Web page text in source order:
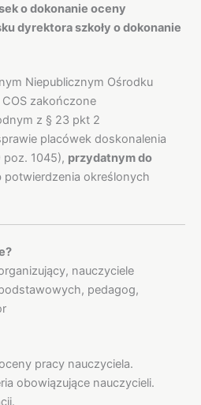
o dokonanie oceny
dyrektora szkoły o dokonanie
Niepublicznym Ośrodku
zakończone
z § 23 pkt 2
placówek doskonalenia
poz. 1045), przydatnym do
potwierdzenia określonych
nauczyciele
pedagog,
pracy nauczyciela.
obowiązujące nauczycieli.